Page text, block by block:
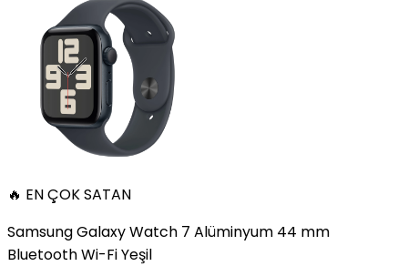
🔥 EN ÇOK SATAN
Samsung Galaxy Watch 7 Alüminyum 44 mm
Bluetooth Wi-Fi Yeşil